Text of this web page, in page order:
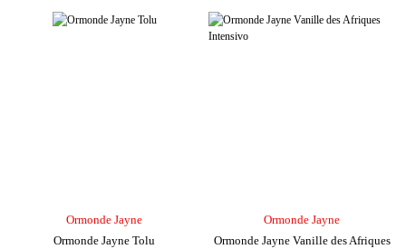
Ormonde Jayne
Ormonde Jayne Tolu
Ormonde Jayne
Ormonde Jayne Vanille des Afriques